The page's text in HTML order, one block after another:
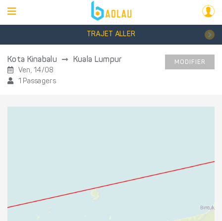
TRAJET ALLER
Kota Kinabalu Kuala Lumpur
Ven, 14/08
1 Passagers
MODIFIER